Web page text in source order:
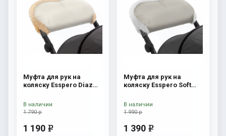
Муфта для рук на
коляску Esspero Diaz
Beige
1 790 р
1 190 e
В наличии
Муфта для рук на
коляску Esspero Soft
1 990 р
1 390 e
В наличии